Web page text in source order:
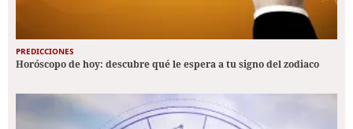
PREDICCIONES
Horóscopo de hoy: descubre qué le espera a tu signo del zodiaco